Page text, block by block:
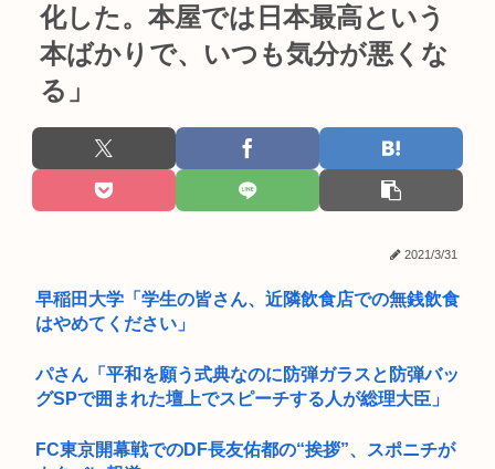
化した。本屋では日本最高という
本ばかりで、いつも気分が悪くな
る」
2021/3/31
早稲田大学「学生の皆さん、近隣飲食店での無銭飲食
はやめてください」
パさん「平和を願う式典なのに防弾ガラスと防弾バッ
グSPで囲まれた壇上でスピーチする人が総理大臣」
FC東京開幕戦でのDF長友佑都の“挨拶”、スポニチが